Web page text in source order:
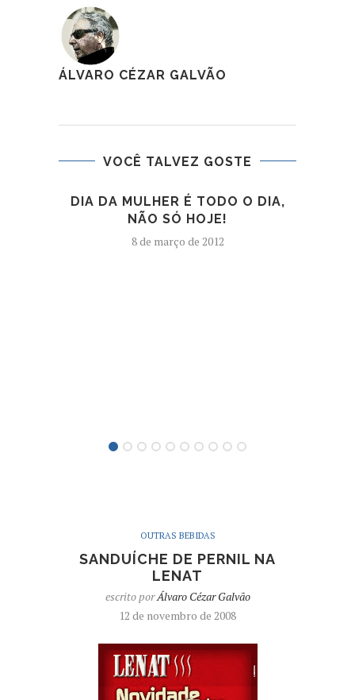
ÁLVARO CÉZAR GALVÃO
VOCÊ TALVEZ GOSTE
DIA DA MULHER É TODO O DIA,
NÃO SÓ HOJE!
8 de março de 2012
OUTRAS BEBIDAS
SANDUÍCHE DE PERNIL NA
LENAT
escrito porÁlvaro Cézar Galvão
12 de novembro de 2008